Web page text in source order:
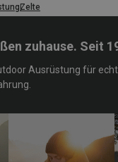
Zelte
zuhause. Seit
Ausrüstung für